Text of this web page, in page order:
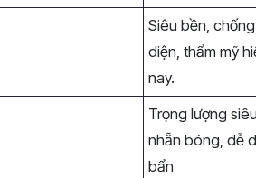
Siêu bền,
diện, thẩm mỹ
nay.
Trọng lượng
nhẵn bóng, dễ
bẩn